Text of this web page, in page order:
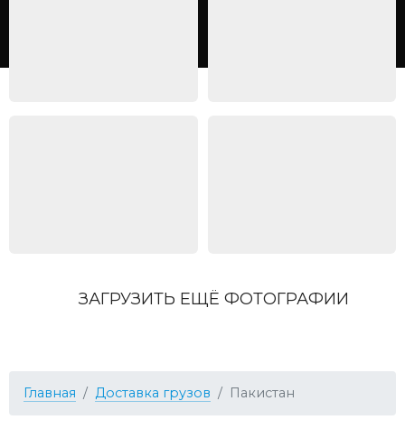
ЗАГРУЗИТЬ ЕЩЁ ФОТОГРАФИИ
Главная Доставка грузов Пакистан